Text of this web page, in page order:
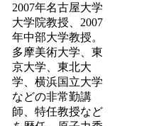
2007年名古屋大学
大学院教授、2007
年中部大学教授。
多摩美術大学、東
京大学、東北大
学、横浜国立大学
などの非常勤講
師、特任教授など